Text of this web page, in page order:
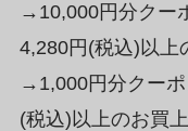
→10,000円分クー
4,280円(税込)以上
→1,000円分クー
(税込)以上のお買